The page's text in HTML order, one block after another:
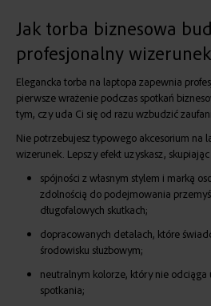
Jak torba biznesowa
profesjonalny
Elegancka torba na laptopa zapewnia
pierwsze wrażenie podczas spotkań
tym, czy uda Ci się od razu wzbudzić
Nie potrzebujesz typowego akcesorium na
wizerunek. Lepszy efekt uzyskasz, skupiając
spójności z własnym stylem i marką
zdolnością do podejmowania
długofalowych skutkach;
dopracowanych detalach, które
środowisku służbowym;
neutralnym kolorze, który nie
spotkania;